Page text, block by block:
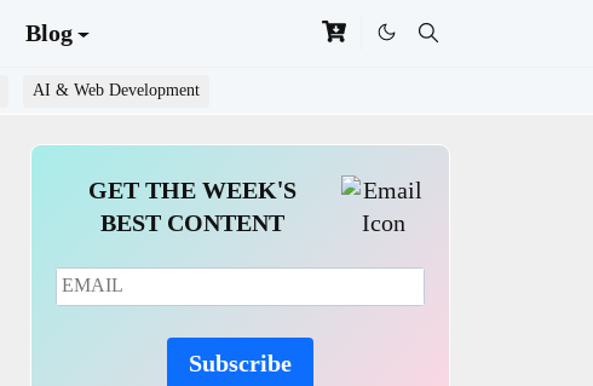
Blog
AI & Web Development
GET THE WEEK'S
BEST CONTENT
Subscribe